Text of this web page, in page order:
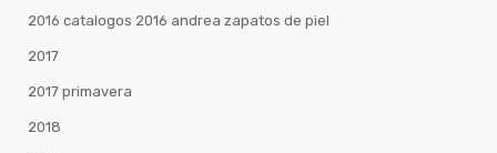
2016 catalogos 2016 andrea zapatos de piel
2017
2017 primavera
2018